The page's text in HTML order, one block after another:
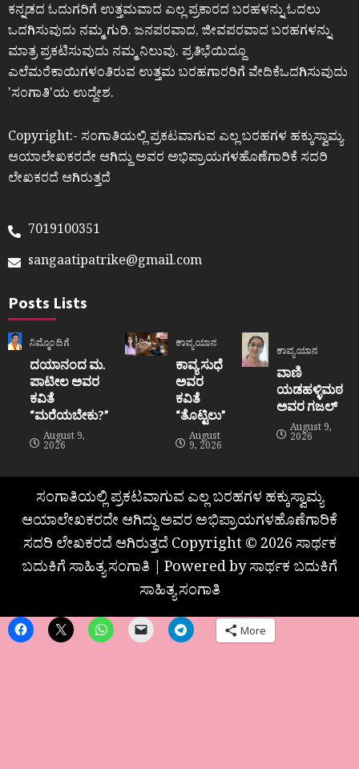
ಕನ್ನಡದ ಓದುಗರಿಗೆ ಉತ್ತಮವಾದ ಎಲ್ಲ ಪ್ರಕಾರದ ಬರಹಳನ್ನು ಓದಲು
ಒದಗಿಸುವುದು ನಮ್ಮ ಗುರಿ. ಜನಪರವಾದ, ಜೀವಪರವಾದ ಬರಹಗಳನ್ನು
ಮಾತ್ರ ಪ್ರಕಟಿಸುವುದು ನಮ್ಮ ನಿಲುವು. ಪ್ರತಿಭೆಯಿದ್ದೂ
ಎಲೆಮರೆಕಾಯಿಗಳಂತಿರುವ ಉತ್ತಮ ಬರಹಗಾರರಿಗೆ ವೇದಿಕೆಒದಗಿಸುವುದು
ʼಸಂಗಾತಿʼಯ ಉದ್ದೇಶ.
Copyright:- ಸಂಗಾತಿಯಲ್ಲಿ ಪ್ರಕಟವಾಗುವ ಎಲ್ಲ ಬರಹಗಳ ಹಕ್ಕುಸ್ವಾಮ್ಯ
ಆಯಾಲೇಖಕರದೇ ಆಗಿದ್ದು ಅವರ ಅಭಿಪ್ರಾಯಗಳಹೊಣೆಗಾರಿಕೆ ಸದರಿ
ಲೇಖಕರದೆ ಆಗಿರುತ್ತದೆ
7019100351
sangaatipatrike@gmail.com
Posts Lists
ನಿಮ್ಮೊಂದಿಗೆ
ದಯಾನಂದ ಮ.
ಪಾಟೀಲ ಅವರ
ಕವಿತೆ
“ಮರೆಯಬೇಕು?”
August 9,
2026
ಕಾವ್ಯಯಾನ
ಕಾವ್ಯ ಸುಧೆ
ಅವರ
ಕವಿತೆ
“ತೊಟ್ಟಿಲು”
August
9, 2026
ಕಾವ್ಯಯಾನ
ವಾಣಿ
ಯಡಹಳ್ಳಿಮಠ
ಅವರ ಗಜಲ್
August 9,
2026
ಸಂಗಾತಿಯಲ್ಲಿ ಪ್ರಕಟವಾಗುವ ಎಲ್ಲ ಬರಹಗಳ ಹಕ್ಕುಸ್ವಾಮ್ಯ
ಆಯಾಲೇಖಕರದೇ ಆಗಿದ್ದು ಅವರ ಅಭಿಪ್ರಾಯಗಳಹೊಣೆಗಾರಿಕೆ
ಸದರಿ ಲೇಖಕರದೆ ಆಗಿರುತ್ತದೆ Copyright © 2026 ಸಾರ್ಥಕ
ಬದುಕಿಗೆ ಸಾಹಿತ್ಯ ಸಂಗಾತಿ | Powered by ಸಾರ್ಥಕ ಬದುಕಿಗೆ
ಸಾಹಿತ್ಯ ಸಂಗಾತಿ
More